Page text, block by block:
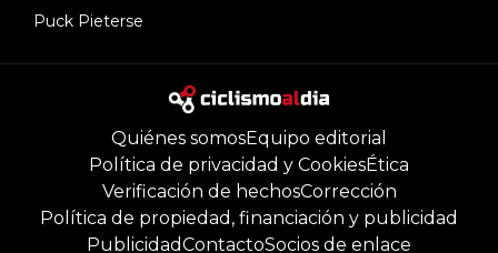
Puck Pieterse
Quiénes somosEquipo editorial
Política de privacidad y CookiesÉtica
Verificación de hechosCorrección
Política de propiedad, financiación y publicidad
PublicidadContactoSocios de enlace